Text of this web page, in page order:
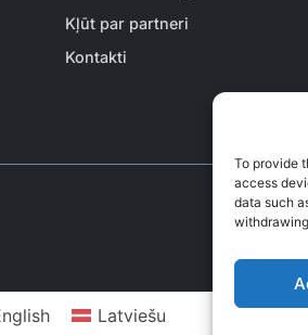
To provide
access
data such
Kļūt par partneri
Kontakti
Latviešu